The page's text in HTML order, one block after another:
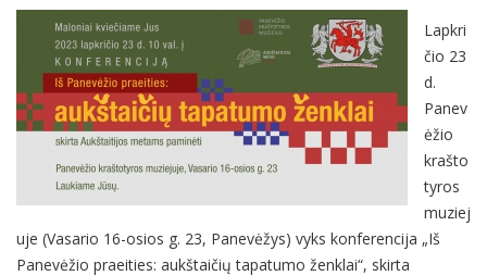
Lapkri
čio 23
d.
Panev
ėžio
krašto
tyros
muziej
uje (Vasario 16-osios g. 23, Panevėžys) vyks konferencija „Iš
Panevėžio praeities: aukštaičių tapatumo ženklai“, skirta